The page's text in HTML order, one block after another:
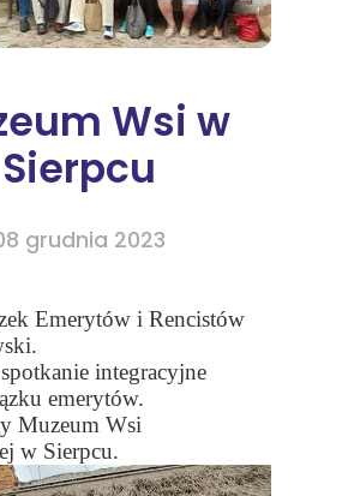
grudnia 2023
Wsi w
Sierpcu
Emerytów i Rencistów
integracyjne
emerytów.
Muzeum Wsi
w Sierpcu.